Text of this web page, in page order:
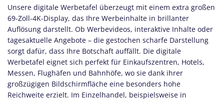
Unsere digitale Werbetafel überzeugt mit einem extra großen
69-Zoll-4K-Display, das Ihre Werbeinhalte in brillanter
Auflösung darstellt. Ob Werbevideos, interaktive Inhalte oder
tagesaktuelle Angebote – die gestochen scharfe Darstellung
sorgt dafür, dass Ihre Botschaft auffällt. Die digitale
Werbetafel eignet sich perfekt für Einkaufszentren, Hotels,
Messen, Flughäfen und Bahnhöfe, wo sie dank ihrer
großzügigen Bildschirmfläche eine besonders hohe
Reichweite erzielt. Im Einzelhandel, beispielsweise in